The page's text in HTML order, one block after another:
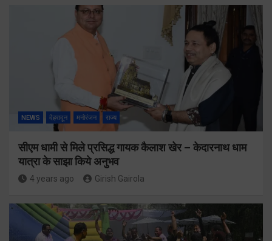
NEWS देहरादून मनोरंजन राज्य
सीएम धामी से मिले प्रसिद्ध गायक कैलाश खेर – केदारनाथ धाम
यात्रा के साझा किये अनुभव
4 years ago Girish Gairola